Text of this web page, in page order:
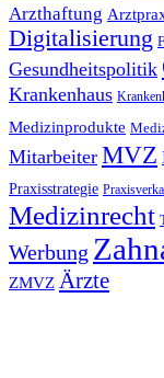
Arzthaftung
Digitalisierung
Gesundheitspolitik
Krankenhaus
Medizinprodukte
Mitarbeiter MVZ
Praxisstrategie
Medizinrecht
Werbung
ZMVZ Ärzte